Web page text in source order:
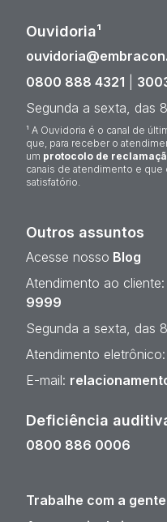
Ouvidoria¹
0800 888 4321
Segunda a sexta, das
¹ A Ouvidoria é o canal de
que, para receber o
um protocolo de
canais de atendimento e
satisfatório.
Outros assuntos
Acesse nosso Blog
Atendimento ao cliente:
9999
Segunda a sexta, das
Atendimento
E-mail:
Deficiência
0800 886 0006
Trabalhe com a gente